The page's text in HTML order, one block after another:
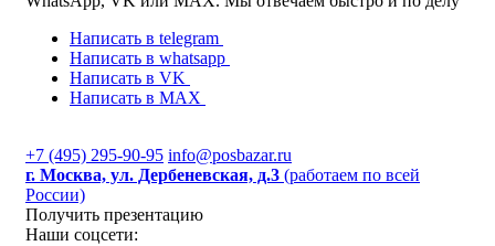
Написать в telegram
Написать в whatsapp
Написать в VK
Написать в MAX
+7 (495) 295-90-95 info@posbazar.ru
г. Москва, ул. Дербеневская, д.3 (работаем по всей
России)
Получить презентацию
Наши соцсети: